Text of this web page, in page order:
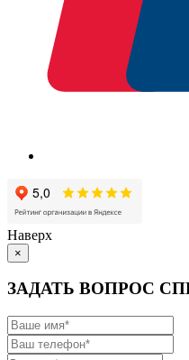
Наверх
×
ЗАДАТЬ ВОПРОС